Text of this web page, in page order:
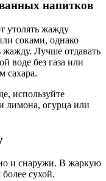
напитков
утолять жажду
соками, однако
жажду. Лучше отдавать
воде без газа или
сахара.
используйте
лимона, огурца или
и снаружи. В жаркую
сухой.